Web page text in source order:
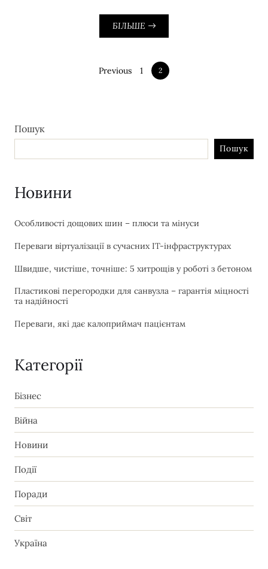
БІЛЬШЕ
Previous 1 2
Пошук
Пошук
Новини
Особливості дощових шин – плюси та мінуси
Переваги віртуалізації в сучасних IT-інфраструктурах
Швидше, чистіше, точніше: 5 хитрощів у роботі з бетоном
Пластикові перегородки для санвузла – гарантія міцності
та надійності
Переваги, які дає калоприймач пацієнтам
Категорії
Бізнес
Війна
Новини
Події
Поради
Світ
Україна